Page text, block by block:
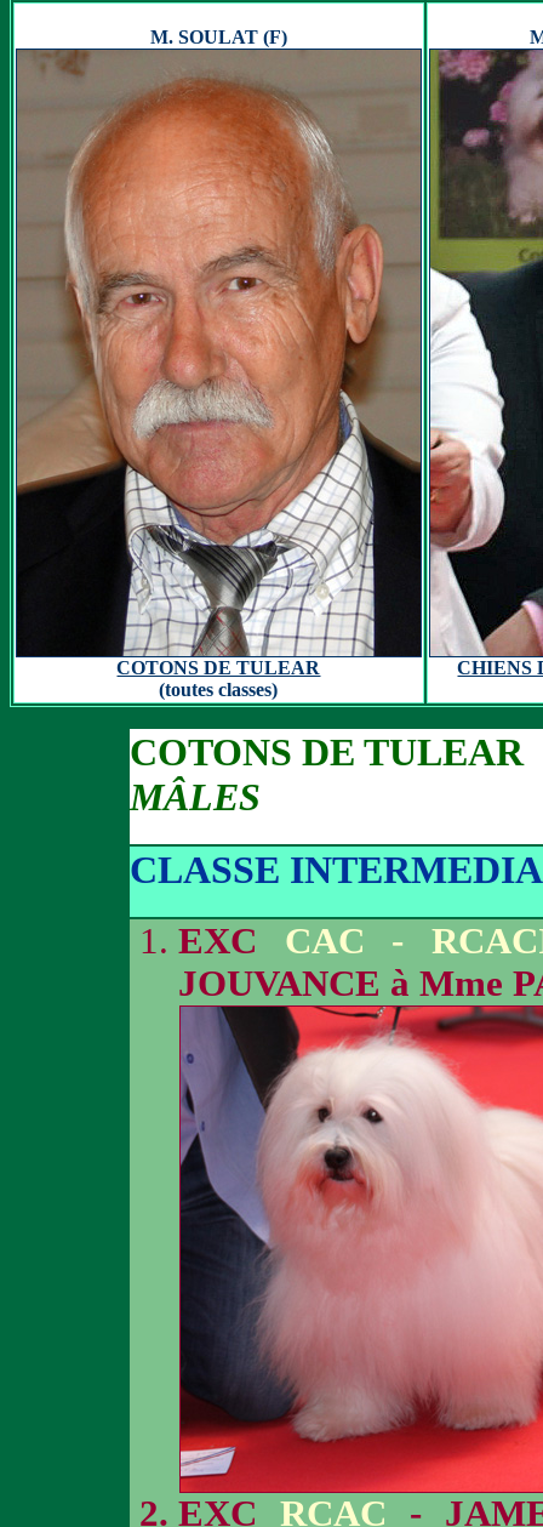
M. SOULAT (F)
COTONS DE TULEAR
(toutes classes)
CHIENS
COTONS DE TULEAR
MÂLES
CLASSE
EXC CAC -
JOUVANCE à Mme
EXCRCAC -